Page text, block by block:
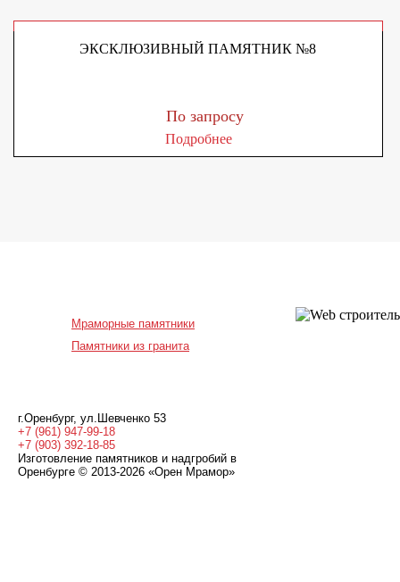
ЭКСКЛЮЗИВНЫЙ ПАМЯТНИК №8
По запросу
Подробнее
Мраморные памятники
Памятники из гранита
г.Оренбург, ул.Шевченко 53
+7 (961) 947-99-18
+7 (903) 392-18-85
Изготовление памятников и надгробий в
Оренбурге © 2013-2026 «Орен Мрамор»